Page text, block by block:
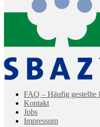
FAQ – Häufig gestellte
Kontakt
Jobs
Impressum